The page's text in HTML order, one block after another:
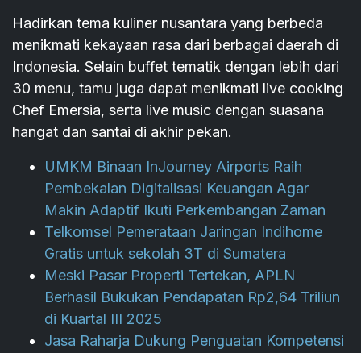
Hadirkan tema kuliner nusantara yang berbeda
menikmati kekayaan rasa dari berbagai daerah di
Indonesia. Selain buffet tematik dengan lebih dari
30 menu, tamu juga dapat menikmati live cooking
Chef Emersia, serta live music dengan suasana
hangat dan santai di akhir pekan.
UMKM Binaan InJourney Airports Raih
Pembekalan Digitalisasi Keuangan Agar
Makin Adaptif Ikuti Perkembangan Zaman
Telkomsel Pemerataan Jaringan Indihome
Gratis untuk sekolah 3T di Sumatera
Meski Pasar Properti Tertekan, APLN
Berhasil Bukukan Pendapatan Rp2,64 Triliun
di Kuartal III 2025
Jasa Raharja Dukung Penguatan Kompetensi